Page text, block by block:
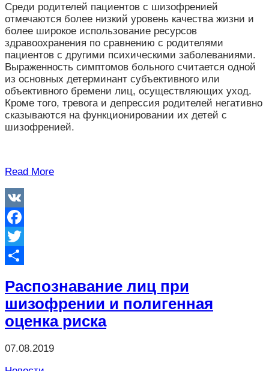
Среди родителей пациентов с шизофренией
отмечаются более низкий уровень качества жизни и
более широкое использование ресурсов
здравоохранения по сравнению с родителями
пациентов с другими психическими заболеваниями.
Выраженность симптомов больного считается одной
из основных детерминант субъективного или
объективного бремени лиц, осуществляющих уход.
Кроме того, тревога и депрессия родителей негативно
сказываются на функционировании их детей с
шизофренией.
Read More
VK
Facebook
Twitter
Распознавание лиц при
шизофрении и полигенная
оценка риска
07.08.2019